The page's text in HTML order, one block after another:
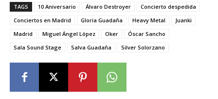
TAGS 10 Aniversario Álvaro Destroyer
Concierto despedida
Conciertos en Madrid
Gloria Guadaña Heavy Metal
Juanki
Madrid
Miguel Ángel López Oker
Óscar Sancho
Sala Sound Stage
Salva Guadaña Silver Solorzano